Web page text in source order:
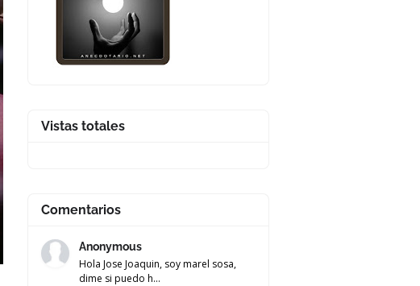
Vistas totales
Comentarios
Anonymous
Hola Jose Joaquin, soy marel sosa,
dime si puedo h...